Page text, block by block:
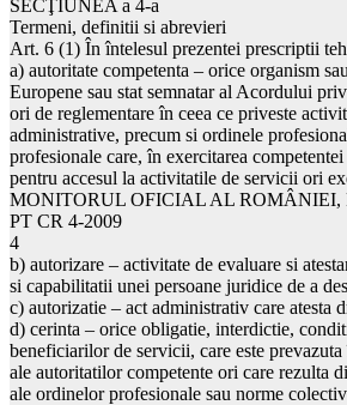
SECŢIUNEA a 4-a
Termeni, definitii si abrevieri
Art. 6 (1) În întelesul prezentei prescriptii
a) autoritate competenta – orice organism
Europene sau stat semnatar al Acordului
ori de reglementare în ceea ce priveste
administrative, precum si ordinele
profesionale care, în exercitarea
pentru accesul la activitatile de servicii ori
MONITORUL OFICIAL AL ROMÂNIEI,
PT CR 4-2009
4
b) autorizare – activitate de evaluare si
si capabilitatii unei persoane juridice de a
c) autorizatie – act administrativ care atesta
d) cerinta – orice obligatie, interdictie,
beneficiarilor de servicii, care este
ale autoritatilor competente ori care rezulta
ale ordinelor profesionale sau norme